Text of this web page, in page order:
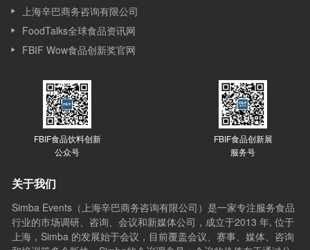
上海辛巴商务咨询有限公司
FoodTalks全球食品资讯网
FBIF Wow食品创新奖官网
FBIF食品饮料创新
公众号
FBIF食品创新展
服务号
关于我们
Simba Events（上海辛巴商务咨询有限公司）是一家专注服务食品
行业的市场调研、咨询、会议和新媒体公司，成立于2013 年, 位于
上海，Simba 的发展始于会议，目前覆盖会议、赛事、媒体、咨询